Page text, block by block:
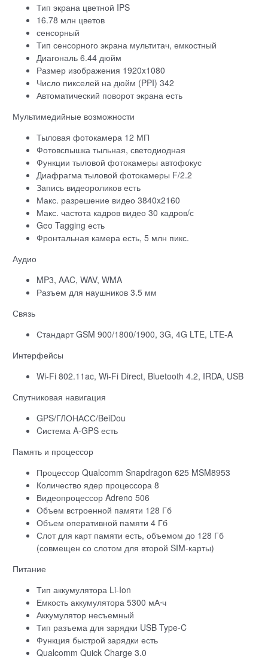
Тип экрана цветной IPS
16.78 млн цветов
сенсорный
Тип сенсорного экрана мультитач, емкостный
Диагональ 6.44 дюйм
Размер изображения 1920x1080
Число пикселей на дюйм (PPI) 342
Автоматический поворот экрана есть
Мультимедийные возможности
Тыловая фотокамера 12 МП
Фотовспышка тыльная, светодиодная
Функции тыловой фотокамеры автофокус
Диафрагма тыловой фотокамеры F/2.2
Запись видеороликов есть
Макс. разрешение видео 3840x2160
Макс. частота кадров видео 30 кадров/с
Geo Tagging есть
Фронтальная камера есть, 5 млн пикс.
Аудио
MP3, AAC, WAV, WMA
Разъем для наушников 3.5 мм
Связь
Стандарт GSM 900/1800/1900, 3G, 4G LTE, LTE-A
Интерфейсы
Wi-Fi 802.11ac, Wi-Fi Direct, Bluetooth 4.2, IRDA, USB
Спутниковая навигация
GPS/ГЛОНАСС/BeiDou
Cистема A-GPS есть
Память и процессор
Процессор Qualcomm Snapdragon 625 MSM8953
Количество ядер процессора 8
Видеопроцессор Adreno 506
Объем встроенной памяти 128 Гб
Объем оперативной памяти 4 Гб
Слот для карт памяти есть, объемом до 128 Гб
(совмещен со слотом для второй SIM-карты)
Питание
Тип аккумулятора Li-Ion
Емкость аккумулятора 5300 мА⋅ч
Аккумулятор несъемный
Тип разъема для зарядки USB Type-C
Функция быстрой зарядки есть
Qualcomm Quick Charge 3.0